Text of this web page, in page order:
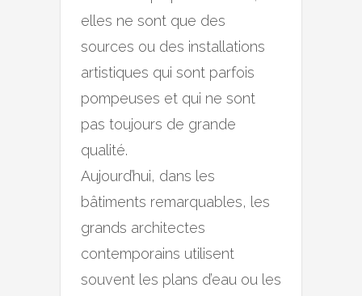
elles ne sont que des
sources ou des installations
artistiques qui sont parfois
pompeuses et qui ne sont
pas toujours de grande
qualité.
Aujourd’hui, dans les
bâtiments remarquables, les
grands architectes
contemporains utilisent
souvent les plans d’eau ou les